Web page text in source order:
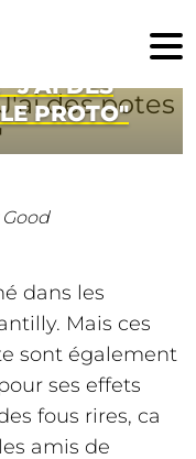
"J'AI DES
PROTO"
dans les
Mais ces
sont également
ses effets
fous rires, ca
amis de